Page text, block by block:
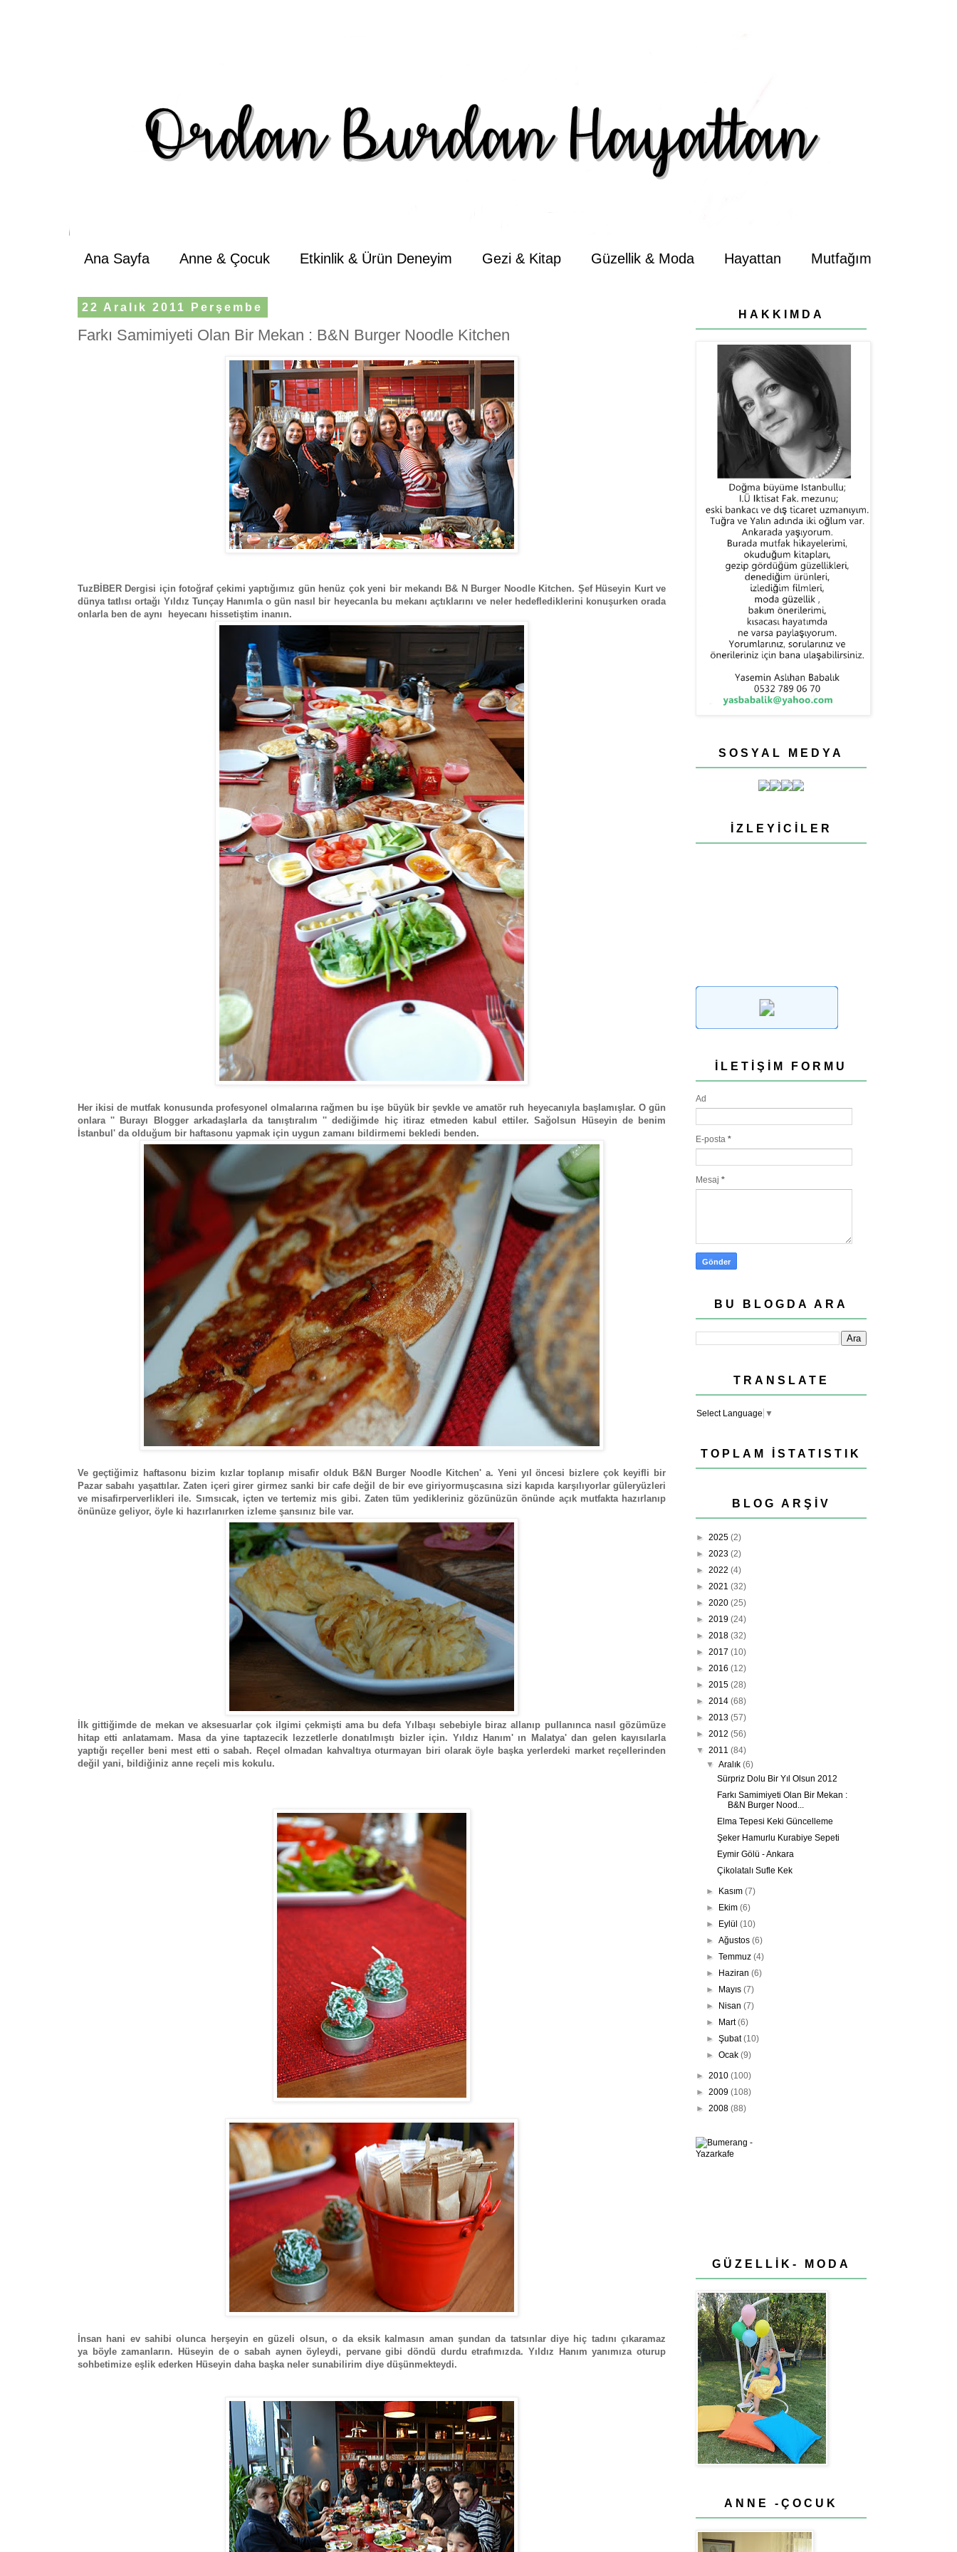
Ana Sayfa Anne & Çocuk Etkinlik & Ürün Deneyim Gezi & Kitap Güzellik & Moda Hayattan Mutfağım
22 Aralık 2011 Perşembe
Farkı Samimiyeti Olan Bir Mekan : B&N Burger Noodle Kitchen
TuzBİBER Dergisi için fotoğraf çekimi yaptığımız gün henüz çok yeni bir mekandı B& N Burger Noodle Kitchen. Şef Hüseyin Kurt ve
dünya tatlısı ortağı Yıldız Tunçay Hanımla o gün nasıl bir heyecanla bu mekanı açtıklarını ve neler hedeflediklerini konuşurken orada
onlarla ben de aynı heyecanı hissetiştim inanın.
Her ikisi de mutfak konusunda profesyonel olmalarına rağmen bu işe büyük bir şevkle ve amatör ruh heyecanıyla başlamışlar. O gün
onlara '' Burayı Blogger arkadaşlarla da tanıştıralım '' dediğimde hiç itiraz etmeden kabul ettiler. Sağolsun Hüseyin de benim
İstanbul' da olduğum bir haftasonu yapmak için uygun zamanı bildirmemi bekledi benden.
Ve geçtiğimiz haftasonu bizim kızlar toplanıp misafir olduk B&N Burger Noodle Kitchen' a. Yeni yıl öncesi bizlere çok keyifli bir
Pazar sabahı yaşattılar. Zaten içeri girer girmez sanki bir cafe değil de bir eve giriyormuşcasına sizi kapıda karşılıyorlar güleryüzleri
ve misafirperverlikleri ile. Sımsıcak, içten ve tertemiz mis gibi. Zaten tüm yedikleriniz gözünüzün önünde açık mutfakta hazırlanıp
önünüze geliyor, öyle ki hazırlanırken izleme şansınız bile var.
İlk gittiğimde de mekan ve aksesuarlar çok ilgimi çekmişti ama bu defa Yılbaşı sebebiyle biraz allanıp pullanınca nasıl gözümüze
hitap etti anlatamam. Masa da yine taptazecik lezzetlerle donatılmıştı bizler için. Yıldız Hanım' ın Malatya' dan gelen kayısılarla
yaptığı reçeller beni mest etti o sabah. Reçel olmadan kahvaltıya oturmayan biri olarak öyle başka yerlerdeki market reçellerinden
değil yani, bildiğiniz anne reçeli mis kokulu.
İnsan hani ev sahibi olunca herşeyin en güzeli olsun, o da eksik kalmasın aman şundan da tatsınlar diye hiç tadını çıkaramaz
ya böyle zamanların. Hüseyin de o sabah aynen öyleydi, pervane gibi döndü durdu etrafımızda. Yıldız Hanım yanımıza oturup
sohbetimize eşlik ederken Hüseyin daha başka neler sunabilirim diye düşünmekteydi.
HAKKIMDA
SOSYAL MEDYA
İZLEYICILER
İLETIŞIM FORMU
Ad
E-posta *
Mesaj *
BU BLOGDA ARA
TRANSLATE
Select Language ▼
TOPLAM İSTATISTIK
BLOG ARŞIV
► 2025 (2)
► 2023 (2)
► 2022 (4)
► 2021 (32)
► 2020 (25)
► 2019 (24)
► 2018 (32)
► 2017 (10)
► 2016 (12)
► 2015 (28)
► 2014 (68)
► 2013 (57)
► 2012 (56)
▼ 2011 (84)
▼Aralık(6)
Sürpriz Dolu Bir Yıl Olsun 2012
Farkı Samimiyeti Olan Bir Mekan :
B&N Burger Nood...
Elma Tepesi Keki Güncelleme
Şeker Hamurlu Kurabiye Sepeti
Eymir Gölü - Ankara
Çikolatalı Sufle Kek
► Kasım(7)
► Ekim(6)
► Eylül(10)
►Ağustos(6)
►Temmuz(4)
► Haziran(6)
► Mayıs(7)
► Nisan(7)
► Mart(6)
►Şubat(10)
►Ocak(9)
► 2010 (100)
► 2009 (108)
► 2008 (88)
GÜZELLİK- MODA
ANNE -ÇOCUK